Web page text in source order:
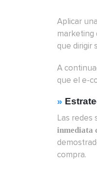
Aplicar
marketing
que dirigir
A
que el e-
»
Las redes
inmediata
compra.